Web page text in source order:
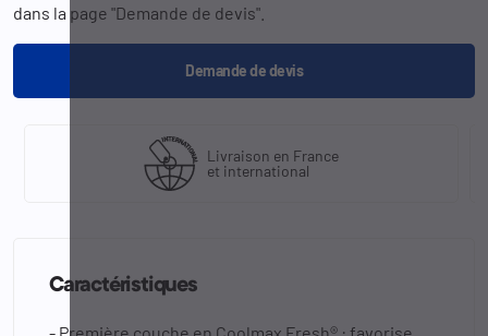
dans la page "Demande de devis".
Demande de devis
Livraison en France
et international
Caractéristiques
- Première couche en Coolmax Fresh® : favorise